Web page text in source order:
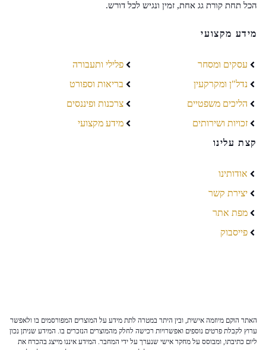
הכל תחת קורת גג אחת, זמין ונגיש לכל דורש.
מידע מקצועי
עסקים ומסחר
נדל"ן ומקרקעין
הליכים משפטיים
זכויות ושירותים
פלילי ותעבורה
בריאות וספורט
צרכנות ופיננסים
מידע מקצועי
קצת עלינו
אודותינו
יצירת קשר
מפת אתר
פייסבוק
האתר הוקם מיוזמה אישית, ובין היתר במטרה לתת מידע על המוצרים המפורסמים בו ולאפשר
ערוץ לקבלת פרטים נוספים ואפשרויות רכישה לחלק מהמוצרים הנזכרים בו. המידע שניתן נכון
ליום כתיבתו, ומבוסס על מחקר אישי שנערך על ידי המחבר. המידע איננו מייצג בהכרח את